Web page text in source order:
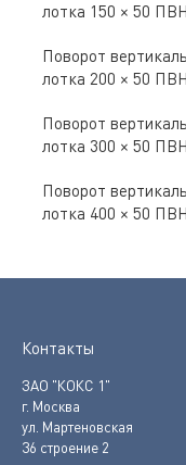
лотка 150 × 50
Поворот
лотка 200 × 50
Поворот
лотка 300 × 50
Поворот
лотка 400 × 50
Контакты
ЗАО "КОКС 1"
г. Москва
ул. Мартеновская
36 строение 2